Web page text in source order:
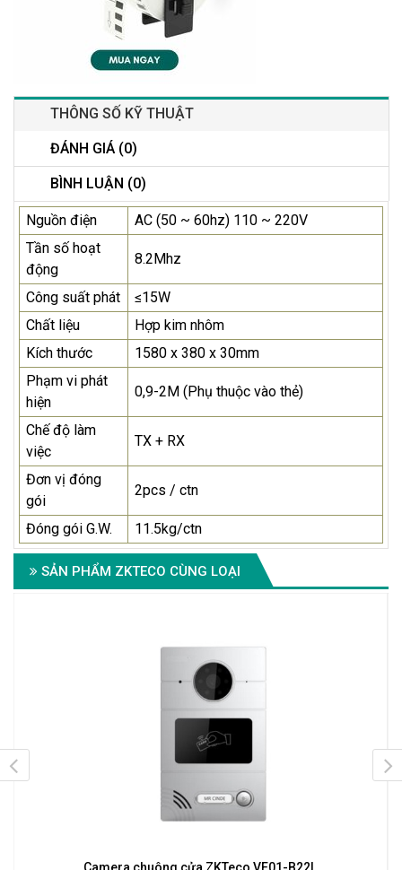
THÔNG SỐ KỸ THUẬT
ĐÁNH GIÁ (0)
BÌNH LUẬN (0)
Nguồn điện
AC (50 ~ 60hz) 110 ~ 220V
Tần số hoạt
động
8.2Mhz
Công suất phát
≤15W
Chất liệu
Hợp kim nhôm
Kích thước
1580 x 380 x 30mm
Phạm vi phát
hiện
0,9-2M (Phụ thuộc vào thẻ)
Chế độ làm
việc
TX + RX
Đơn vị đóng
gói
2pcs / ctn
Đóng gói G.W. 11.5kg/ctn
SẢN PHẨM ZKTECO CÙNG LOẠI
Camera chuông cửa ZKTeco VE01-B22L